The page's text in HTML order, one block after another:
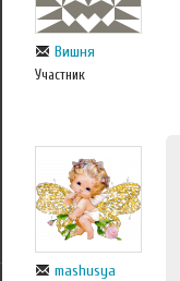
Вишня
Участник
mashusya